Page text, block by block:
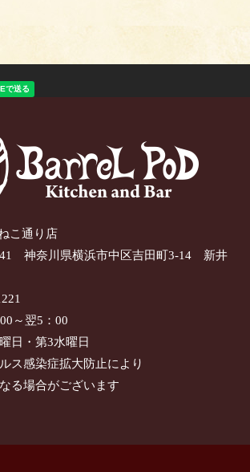
こ通り店
神奈川県横浜市中区吉田町3-14 新井
～翌5：00
日・第3水曜日
ス感染症拡大防止により
る場合がございます